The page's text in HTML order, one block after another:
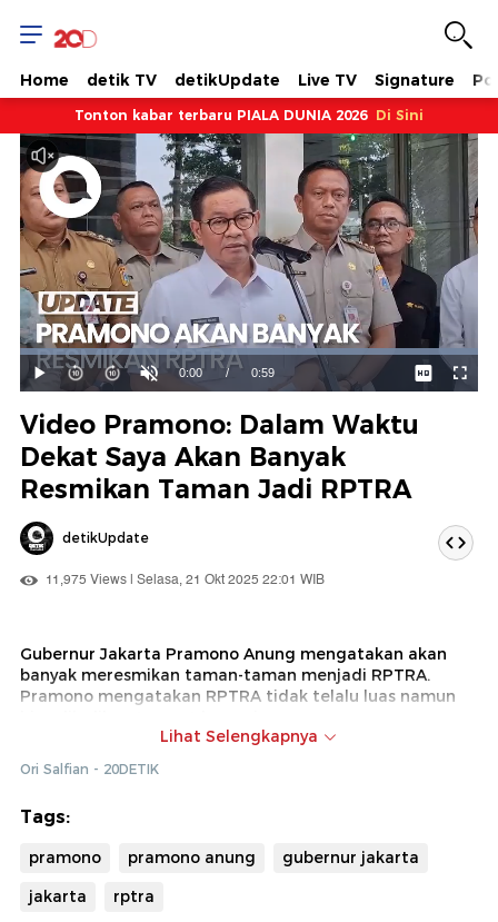
Home detik TV detikUpdate Live TV Signature
Tonton kabar terbaru PIALA DUNIA 2026 Di Sini
Mainkan
Suara
Hidup
Waktu
ini
0:00 / Durasi
0:59
Dimuat:
100.00%
Video Pramono: Dalam Waktu
Dekat Saya Akan Banyak
Resmikan Taman Jadi RPTRA
detikUpdate
11,975 Views | Selasa, 21 Okt 2025 22:01 WIB
Gubernur Jakarta Pramono Anung mengatakan akan
banyak meresmikan taman-taman menjadi RPTRA.
Pramono mengatakan RPTRA tidak telalu luas namun
berfokus di Jakarta Pusat. Dirinya akan menyulap kolong
Lihat Selengkapnya
Ori Salfian - 20DETIK
Tags:
pramono pramono anung
gubernur jakarta
jakarta
rptra